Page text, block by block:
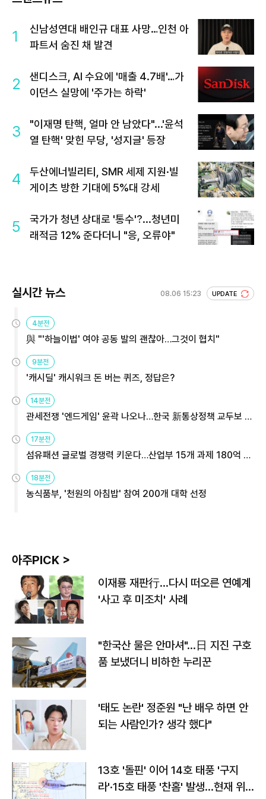
1
신남성연대 배인규 대표 사망…인천 아
파트서 숨진 채 발견
2
샌디스크, AI 수요에 '매출 4.7배'…가
이던스 실망에 '주가는 하락'
3
"이재명 탄핵, 얼마 안 남았다"...'윤석
열 탄핵' 맞힌 무당, '성지글' 등장
4
두산에너빌리티, SMR 세제 지원·빌
게이츠 방한 기대에 5%대 강세
5
국가가 청년 상대로 '통수'?...청년미
래적금 12% 준다더니 "응, 오류야"
실시간 뉴스 08.06 15:23 UPDATE
4분전
與 "'하늘이법' 여야 공동 발의 괜찮아…그것이 협치"
9분전
'캐시딜' 캐시워크 돈 버는 퀴즈, 정답은?
14분전
관세전쟁 '엔드게임' 윤곽 나오나…한국 新통상정책 교두보 활
17분전
섬유패션 글로벌 경쟁력 키운다…산업부 15개 과제 180억 지
18분전
농식품부, '천원의 아침밥' 참여 200개 대학 선정
아주PICK >
이재룡 재판行…다시 떠오른 연예계
'사고 후 미조치' 사례
"한국산 물은 안마셔"…日 지진 구호
품 보냈더니 비하한 누리꾼
'태도 논란' 정준원 "난 배우 하면 안
되는 사람인가? 생각 했다"
13호 '돌핀' 이어 14호 태풍 '구지
라'·15호 태풍 '찬홈' 발생…현재 위